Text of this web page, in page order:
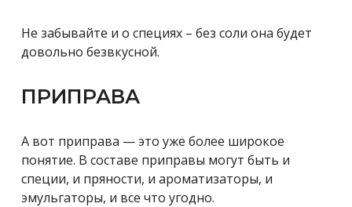
Не забывайте и о специях – без соли она будет
довольно безвкусной.
ПРИПРАВА
А вот приправа — это уже более широкое
понятие. В составе приправы могут быть и
специи, и пряности, и ароматизаторы, и
эмульгаторы, и все что угодно.